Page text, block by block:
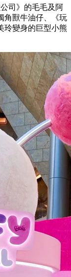
司》的毛毛及阿
角獸牛油仔、《玩
玲變身的巨型小熊